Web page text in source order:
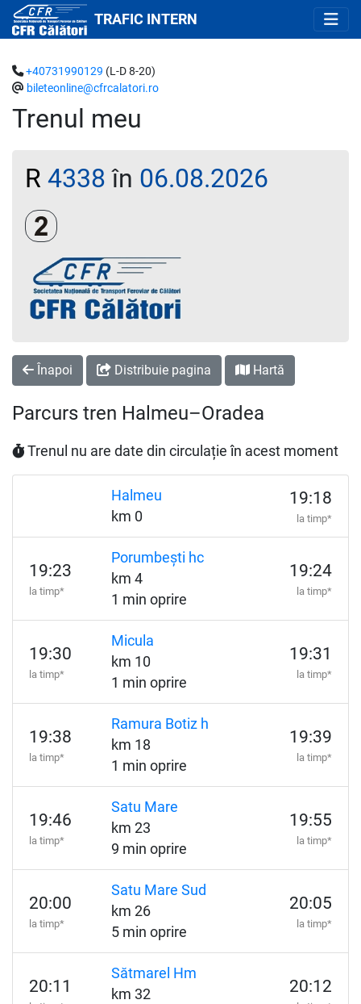
TRAFIC INTERN
Trenul meu
+40731990129 (L-D 8-20)
bileteonline@cfrcalatori.ro
R 4338 în 06.08.2026
Clasa a 2-a
Înapoi Distribuie pagina Hartă
Parcurs tren Halmeu–Oradea
Trenul nu are date din circulație în acest moment
Halmeu
km 0
19:18
la timp*
19:23
la timp*
Porumbești hc
km 4
1 min oprire
19:24
la timp*
19:30
la timp*
Micula
km 10
1 min oprire
19:31
la timp*
19:38
la timp*
Ramura Botiz h
km 18
1 min oprire
19:39
la timp*
19:46
la timp*
Satu Mare
km 23
9 min oprire
19:55
la timp*
20:00
la timp*
Satu Mare Sud
km 26
5 min oprire
20:05
la timp*
20:11
Sătmarel Hm
km 32
20:12